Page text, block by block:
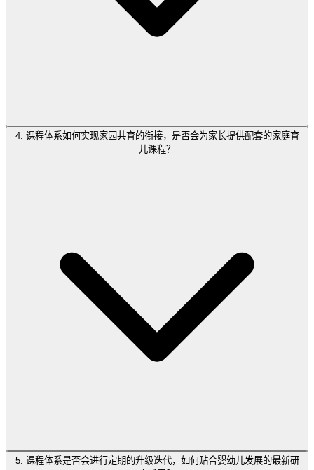
4. 课程体系如何实现家园共育的衔接，是否会为家长提供配套的家庭育
儿课程？
5. 课程体系是否会进行定期的升级迭代，如何贴合婴幼儿发展的最新研